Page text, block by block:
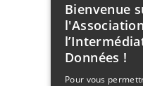
Bienvenue
Données !
Pour vous